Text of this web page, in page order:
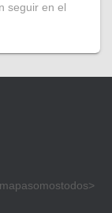
seguir en el